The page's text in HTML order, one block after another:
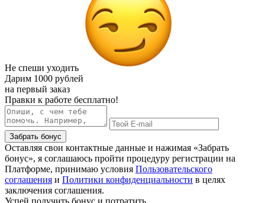
Не спеши уходить
Дарим 1000 рублей
на первый заказ
Правки к работе бесплатно!
Забрать бонус
Оставляя свои контактные данные и нажимая «Забрать
бонус», я соглашаюсь пройти процедуру регистрации на
Платформе, принимаю условия Пользовательского
соглашения и Политики конфиденциальности в целях
заключения соглашения.
Успей получить бонус и потратить